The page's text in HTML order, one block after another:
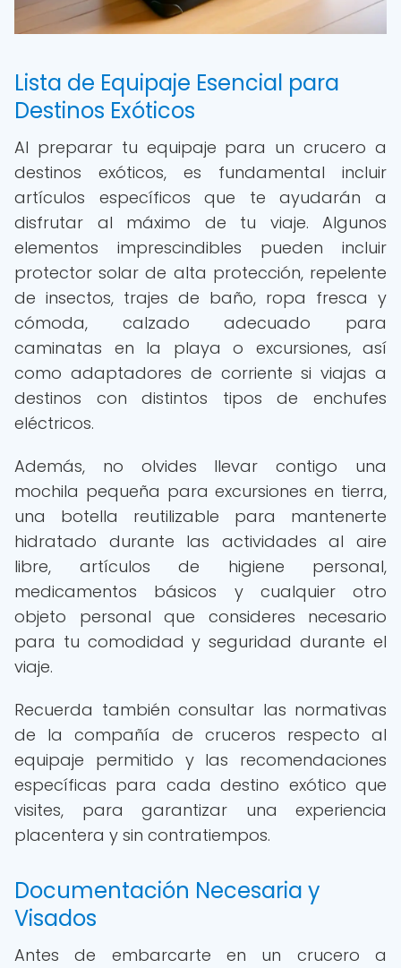
Lista de Equipaje Esencial para
Destinos Exóticos
Al preparar tu equipaje para un crucero a
destinos exóticos, es fundamental incluir
artículos específicos que te ayudarán a
disfrutar al máximo de tu viaje. Algunos
elementos imprescindibles pueden incluir
protector solar de alta protección, repelente
de insectos, trajes de baño, ropa fresca y
cómoda, calzado adecuado para
caminatas en la playa o excursiones, así
como adaptadores de corriente si viajas a
destinos con distintos tipos de enchufes
eléctricos.
Además, no olvides llevar contigo una
mochila pequeña para excursiones en tierra,
una botella reutilizable para mantenerte
hidratado durante las actividades al aire
libre, artículos de higiene personal,
medicamentos básicos y cualquier otro
objeto personal que consideres necesario
para tu comodidad y seguridad durante el
viaje.
Recuerda también consultar las normativas
de la compañía de cruceros respecto al
equipaje permitido y las recomendaciones
específicas para cada destino exótico que
visites, para garantizar una experiencia
placentera y sin contratiempos.
Documentación Necesaria y
Visados
Antes de embarcarte en un crucero a